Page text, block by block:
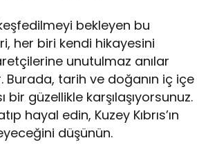
keşfedilmeyi bekleyen bu
her biri kendi hikayesini
unutulmaz anılar
Burada, tarih ve doğanın iç içe
bir güzellikle karşılaşıyorsunuz.
hayal edin, Kuzey Kıbrıs’ın
düşünün.